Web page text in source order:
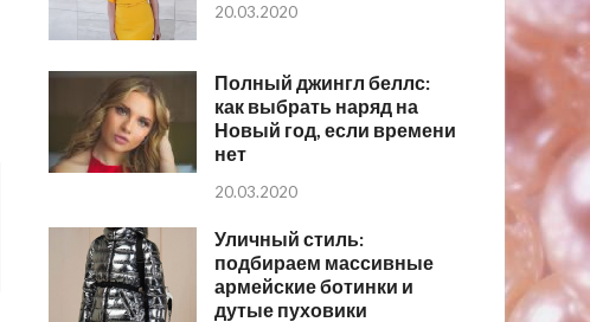
20.03.2020
Полный джингл беллс:
как выбрать наряд на
Новый год, если времени
нет
20.03.2020
Уличный стиль:
подбираем массивные
армейские ботинки и
дутые пуховики